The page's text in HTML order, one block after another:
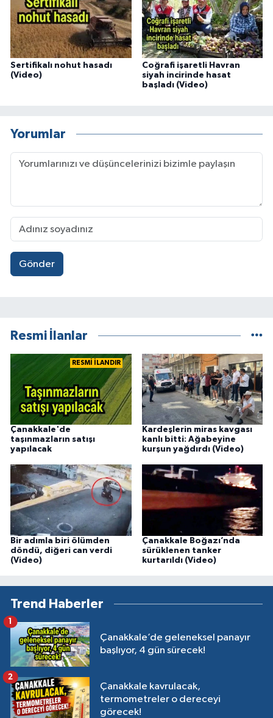
Sertifikalı nohut hasadı
(Video)
Coğrafi işaretli Havran
siyah incirinde hasat
başladı (Video)
Yorumlar
Gönder
Resmi İlanlar
RESMİ İLANDIR
Çanakkale'de
taşınmazların satışı
yapılacak
Kardeşlerin miras kavgası
kanlı bitti: Ağabeyine
kurşun yağdırdı (Video)
Bir adımla biri ölümden
döndü, diğeri can verdi
(Video)
Çanakkale Boğazı’nda
sürüklenen tanker
kurtarıldı (Video)
Trend Haberler
Çanakkale’de geleneksel panayır
başlıyor, 4 gün sürecek!
1
Çanakkale kavrulacak,
termometreler o dereceyi
görecek!
2